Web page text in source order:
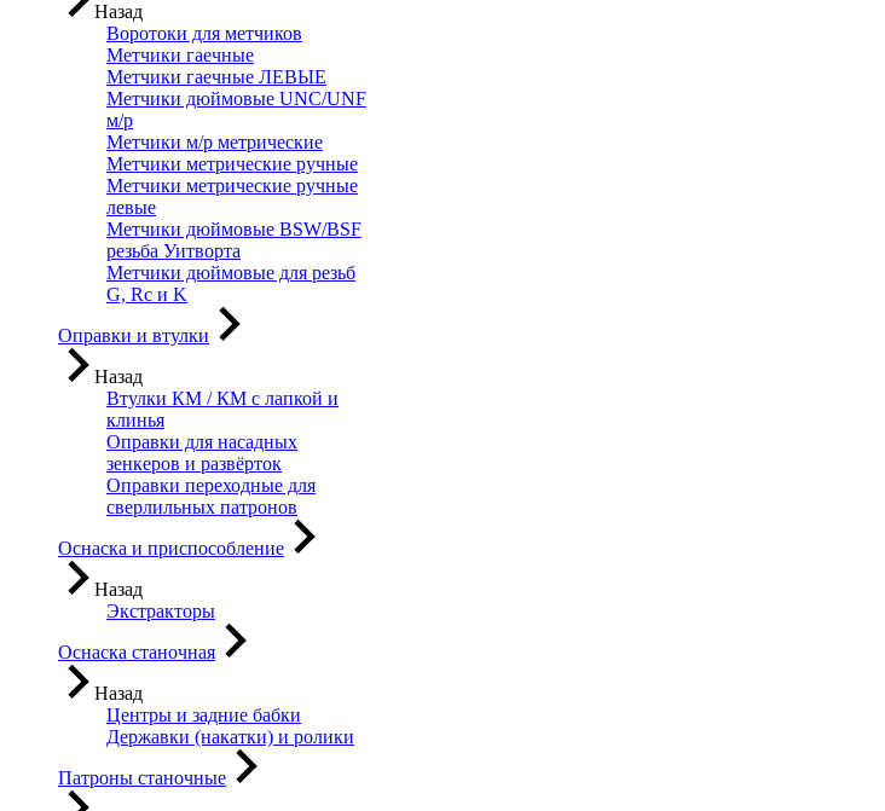
Назад
Воротоки для метчиков
Метчики гаечные
Метчики гаечные ЛЕВЫЕ
Метчики дюймовые UNC/UNF
м/р
Метчики м/р метрические
Метчики метрические ручные
Метчики метрические ручные
левые
Метчики дюймовые BSW/BSF
резьба Уитворта
Метчики дюймовые для резьб
G, Rc и K
Оправки и втулки
Назад
Втулки КМ / КМ с лапкой и
клинья
Оправки для насадных
зенкеров и развёрток
Оправки переходные для
сверлильных патронов
Оснаска и приспособление
Назад
Экстракторы
Оснаска станочная
Назад
Центры и задние бабки
Державки (накатки) и ролики
Патроны станочные